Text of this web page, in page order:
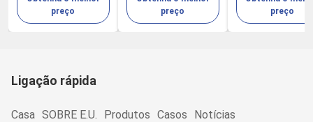
100L/Min
preço
microbiano do
laboratório
preço
Microbial do
controlador
preço
Ligação rápida
Casa SOBRE E.U. Produtos Casos Notícias